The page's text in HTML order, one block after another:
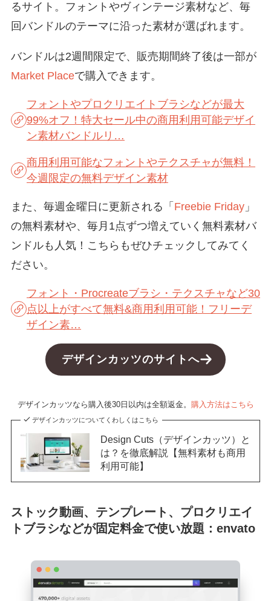
るサイト。フォントやヴィンテージ素材など、毎
回バンドルのテーマに沿った素材が選ばれます。
バンドルは2週間限定で、販売期間終了後は一部が
Market Placeで購入できます。
フォントやプロクリエイトブラシなどが最大
99%オフ！特大セール中の商用利用可能デザイ
ン素材バンドルリ…
商用利用可能なフォントやテクスチャが無料！
今週限定の無料デザイン素材
また、毎週金曜日に更新される「 Freebie Friday」
の無料素材や、毎月1点ずつ増えていく無料素材バ
ンドルも人気！こちらもぜひチェックしてみてく
ださい。
フォント・Procreateブラシ・テクスチャなど30
点以上がすべて無料&商用利用可能！フリーデ
ザイン素…
デザインカッツのサイトへ
デザインカッツなら購入後30日以内は全額返金。 購入方法はこちら
デザインカッツについてくわしくはこちら
Design Cuts（デザインカッツ）と
は？を徹底解説【無料素材も商用
利用可能】
ストック動画、テンプレート、プロクリエイ
トブラシなどが固定料金で使い放題：envato